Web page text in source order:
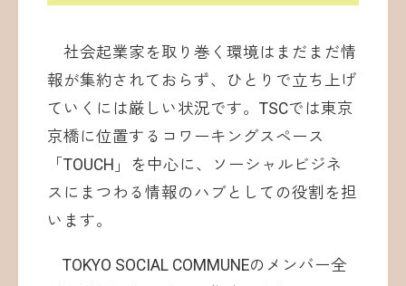
社会起業家を取り巻く環境はまだまだ情
報が集約されておらず、ひとりで立ち上げ
ていくには厳しい状況です。TSCでは東京
京橋に位置するコワーキングスペース
「TOUCH」を中心に、ソーシャルビジネ
スにまつわる情報のハブとしての役割を担
います。
TOKYO SOCIAL COMMUNEのメンバー全